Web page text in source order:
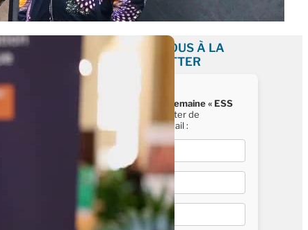
INSCRIVEZ-VOUS À LA
NEWSLETTER
Recevez chaque semaine « ESS
, la newsletter de
Mediatico, par e-mail :
E-mail*
Nom*
Prénom*